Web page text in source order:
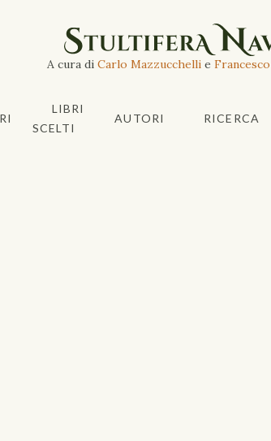
A cura di Carlo Mazzucchellie
LIBRI
SCELTI
AUTORI RICERCA